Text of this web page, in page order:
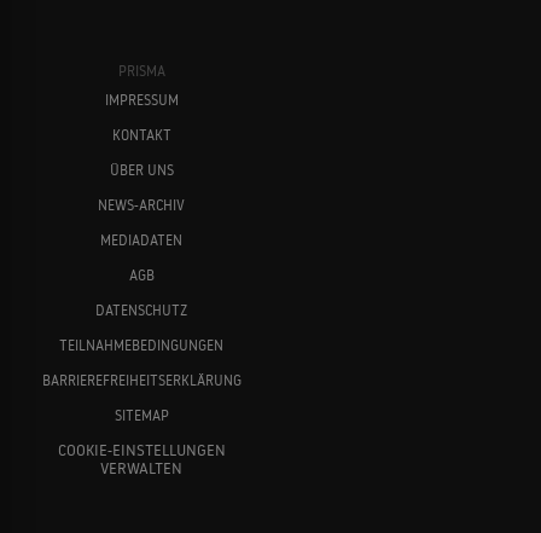
PRISMA
IMPRESSUM
KONTAKT
ÜBER UNS
NEWS-ARCHIV
MEDIADATEN
AGB
DATENSCHUTZ
TEILNAHMEBEDINGUNGEN
BARRIEREFREIHEITSERKLÄRUNG
SITEMAP
COOKIE-EINSTELLUNGEN
VERWALTEN